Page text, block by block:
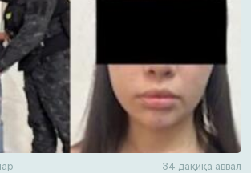
34 дақиқа аввал